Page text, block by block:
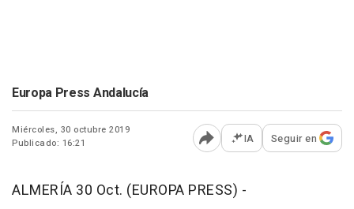
Europa Press Andalucía
Miércoles, 30 octubre 2019
Publicado: 16:21
Abrir opciones para
IA Seguir en
ALMERÍA 30 Oct. (EUROPA PRESS) -